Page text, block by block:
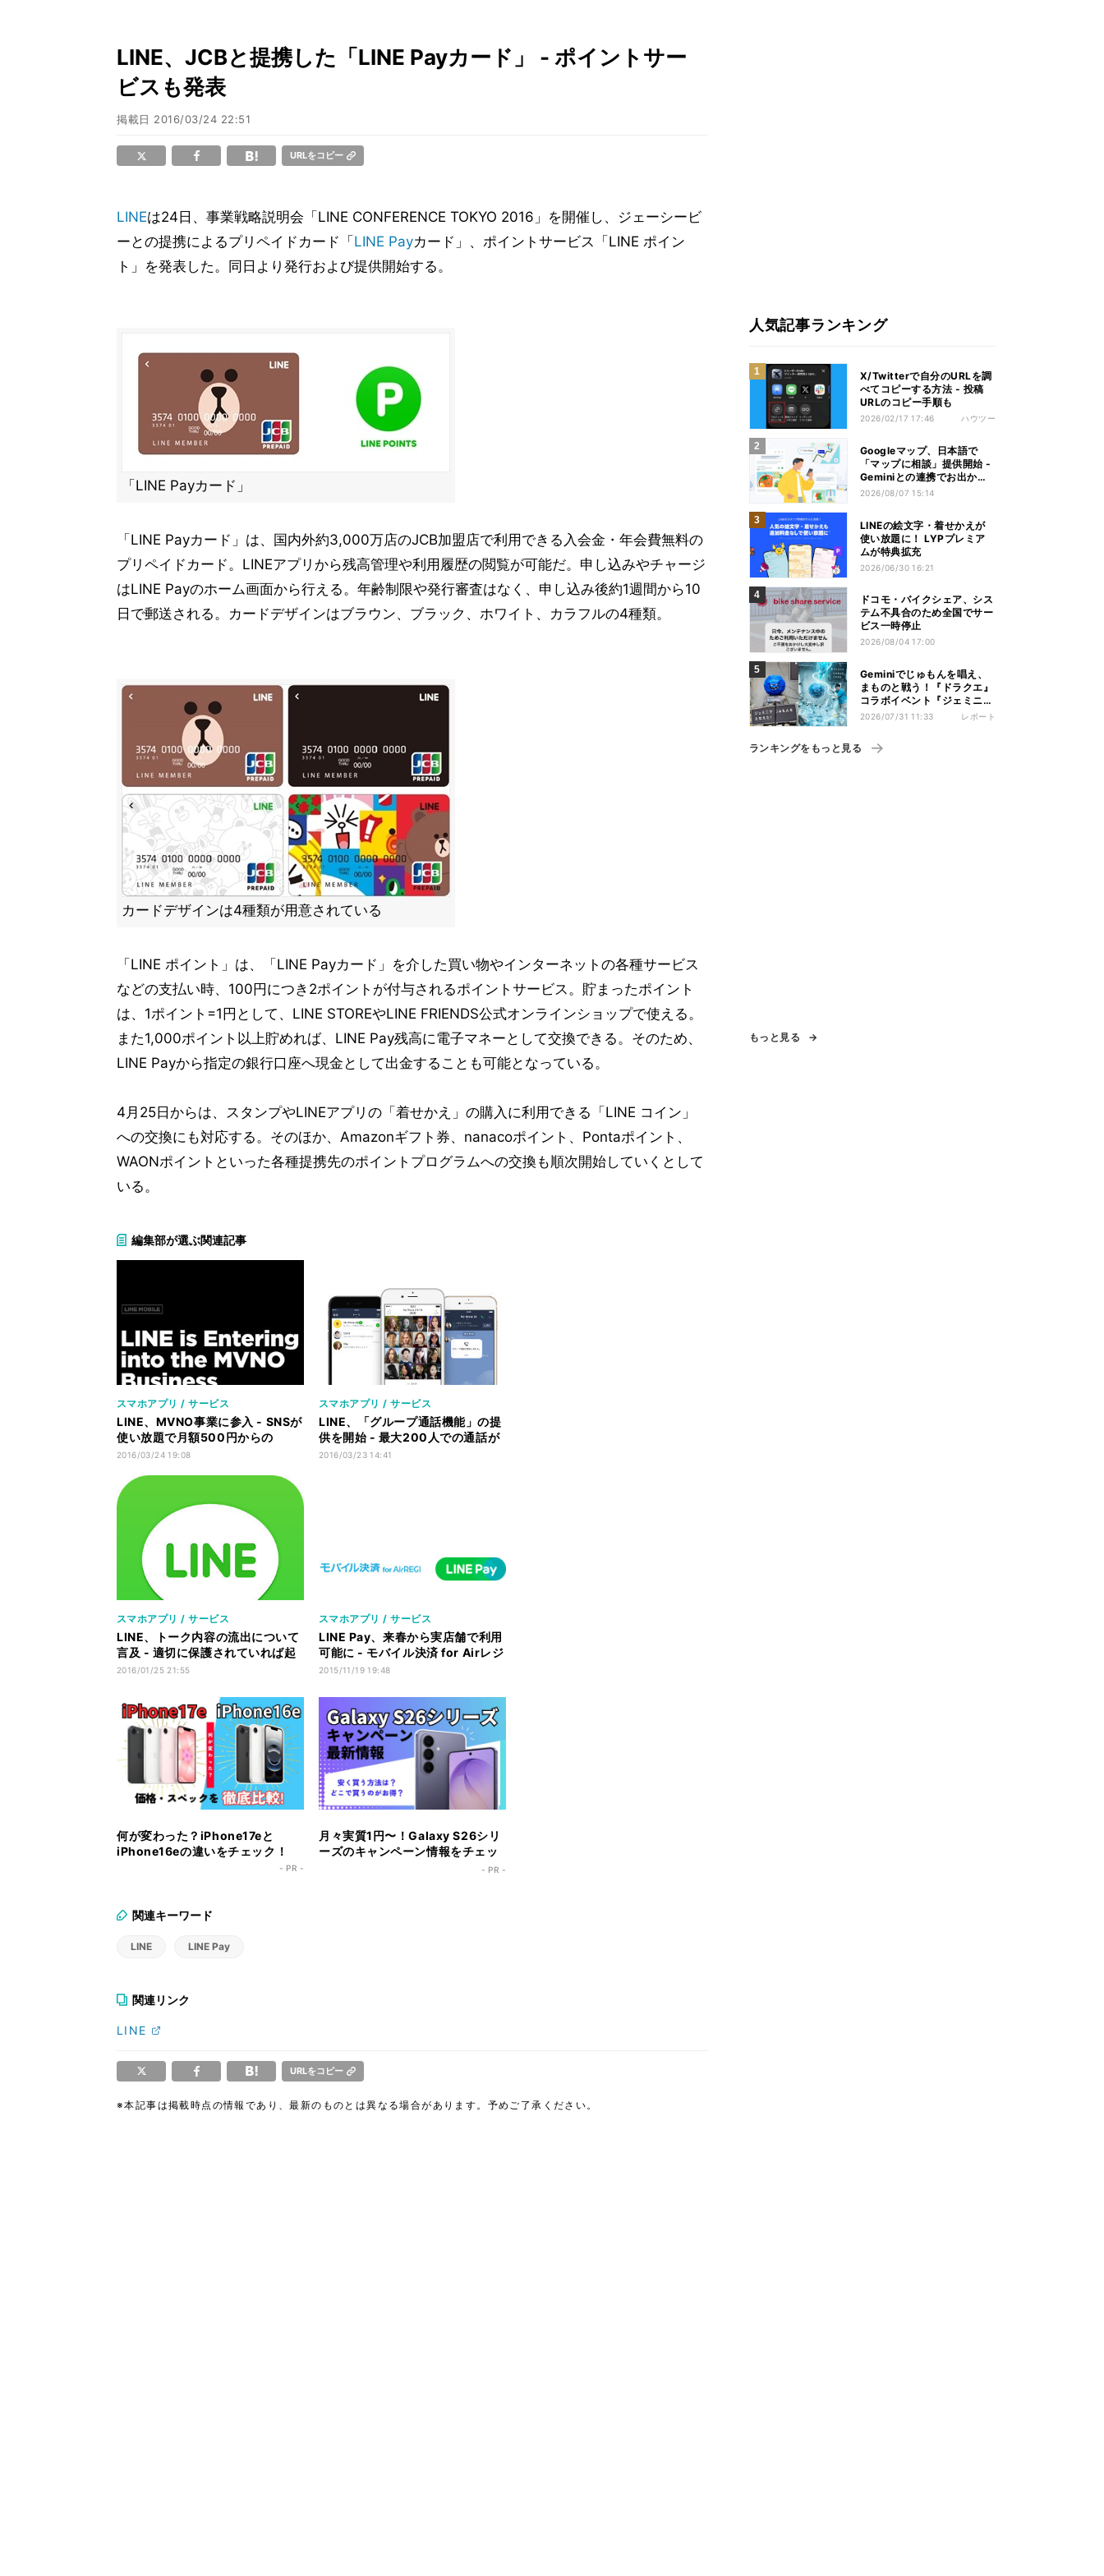
LINE、JCBと提携した「LINE Payカード」 - ポイントサー
ビスも発表
掲載日 2016/03/24 22:51
URLをコピー
LINEは24日、事業戦略説明会「LINE CONFERENCE TOKYO 2016」を開催し、ジェーシービ
ーとの提携によるプリペイドカード「 LINE Payカード」、ポイントサービス「LINE ポイン
ト」を発表した。同日より発行および提供開始する。
「LINE Payカード」
「LINE Payカード」は、国内外約3,000万店のJCB加盟店で利用できる入会金・年会費無料の
プリペイドカード。LINEアプリから残高管理や利用履歴の閲覧が可能だ。申し込みやチャージ
はLINE Payのホーム画面から行える。年齢制限や発行審査はなく、申し込み後約1週間から10
日で郵送される。カードデザインはブラウン、ブラック、ホワイト、カラフルの4種類。
カードデザインは4種類が用意されている
「LINE ポイント」は、「LINE Payカード」を介した買い物やインターネットの各種サービス
などの支払い時、100円につき2ポイントが付与されるポイントサービス。貯まったポイント
は、1ポイント=1円として、LINE STOREやLINE FRIENDS公式オンラインショップで使える。
また1,000ポイント以上貯めれば、LINE Pay残高に電子マネーとして交換できる。そのため、
LINE Payから指定の銀行口座へ現金として出金することも可能となっている。
4月25日からは、スタンプやLINEアプリの「着せかえ」の購入に利用できる「LINE コイン」
への交換にも対応する。そのほか、Amazonギフト券、nanacoポイント、Pontaポイント、
WAONポイントといった各種提携先のポイントプログラムへの交換も順次開始していくとして
いる。
編集部が選ぶ関連記事
スマホアプリ / サービス
LINE、MVNO事業に参入 - SNSが
使い放題で月額500円からの
「LINE MOBILE」
2016/03/24 19:08
スマホアプリ / サービス
LINE、「グループ通話機能」の提
供を開始 - 最大200人での通話が
可能
2016/03/23 14:41
スマホアプリ / サービス
LINE、トーク内容の流出について
言及 - 適切に保護されていれば起
こらない
2016/01/25 21:55
スマホアプリ / サービス
LINE Pay、来春から実店舗で利用
可能に - モバイル決済 for Airレジ
に対応
2015/11/19 19:48
何が変わった？iPhone17eと
iPhone16eの違いをチェック！
- PR -
月々実質1円〜！Galaxy S26シリ
ーズのキャンペーン情報をチェッ
- PR -
関連キーワード
LINE LINE Pay
関連リンク
LINE
URLをコピー
※本記事は掲載時点の情報であり、最新のものとは異なる場合があります。予めご了承ください。
人気記事ランキング
X/Twitterで自分のURLを調
べてコピーする方法 - 投稿
URLのコピー手順も
2026/02/17 17:46 ハウツー
Googleマップ、日本語で
「マップに相談」提供開始 -
Geminiとの連携でお出かけ
計画をサポート
2026/08/07 15:14
LINEの絵文字・着せかえが
使い放題に！ LYPプレミア
ムが特典拡充
2026/06/30 16:21
ドコモ・バイクシェア、シス
テム不具合のため全国でサー
ビス一時停止
2026/08/04 17:00
Geminiでじゅもんを唱え、
まものと戦う！『ドラクエ』
コラボイベント『ジェミニク
エスト』を体験してきた
2026/07/31 11:33 レポート
ランキングをもっと見る
もっと見る